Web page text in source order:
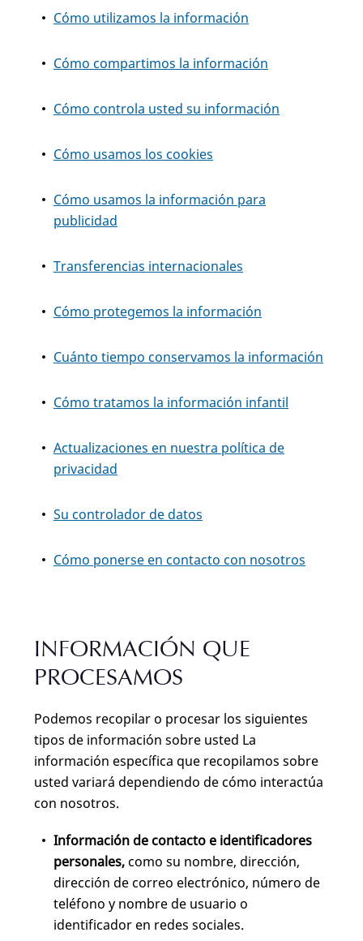
Cómo utilizamos la información
Cómo compartimos la información
Cómo controla usted su información
Cómo usamos los cookies
Cómo usamos la información para
publicidad
Transferencias internacionales
Cómo protegemos la información
Cuánto tiempo conservamos la información
Cómo tratamos la información infantil
Actualizaciones en nuestra política de
privacidad
Su controlador de datos
Cómo ponerse en contacto con nosotros
INFORMACIÓN QUE
PROCESAMOS
Podemos recopilar o procesar los siguientes
tipos de información sobre usted La
información específica que recopilamos sobre
usted variará dependiendo de cómo interactúa
con nosotros.
Información de contacto e identificadores
personales,como su nombre, dirección,
dirección de correo electrónico, número de
teléfono y nombre de usuario o
identificador en redes sociales.